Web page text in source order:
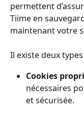
permettent
Tiime en
maintenant votre
Il existe deux
Cookies
nécessaires
et sécurisée.